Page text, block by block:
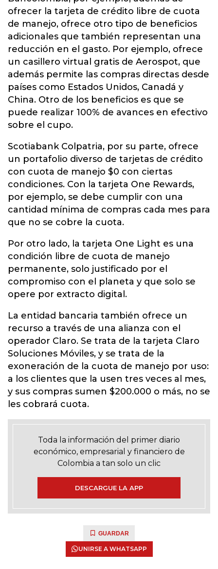
ofrecer la tarjeta de crédito libre de cuota
de manejo, ofrece otro tipo de beneficios
adicionales que también representan una
reducción en el gasto. Por ejemplo, ofrece
un casillero virtual gratis de Aerospot, que
además permite las compras directas desde
países como Estados Unidos, Canadá y
China. Otro de los beneficios es que se
puede realizar 100% de avances en efectivo
sobre el cupo.
Scotiabank Colpatria, por su parte, ofrece
un portafolio diverso de tarjetas de crédito
con cuota de manejo $0 con ciertas
condiciones. Con la tarjeta One Rewards,
por ejemplo, se debe cumplir con una
cantidad mínima de compras cada mes para
que no se cobre la cuota.
Por otro lado, la tarjeta One Light es una
condición libre de cuota de manejo
permanente, solo justificado por el
compromiso con el planeta y que solo se
opere por extracto digital.
La entidad bancaria también ofrece un
recurso a través de una alianza con el
operador Claro. Se trata de la tarjeta Claro
Soluciones Móviles, y se trata de la
exoneración de la cuota de manejo por uso:
a los clientes que la usen tres veces al mes,
y sus compras sumen $200.000 o más, no se
les cobrará cuota.
Toda la información del primer diario
económico, empresarial y financiero de
Colombia a tan solo un clic
DESCARGUE LA APP
GUARDAR
UNIRSE A WHATSAPP